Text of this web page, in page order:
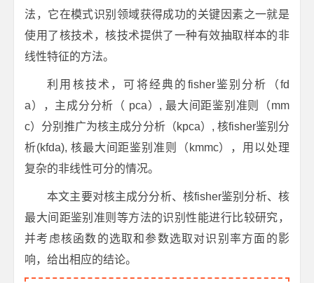
法，它在模式识别领域获得成功的关键因素之一就是
使用了核技术，核技术提供了一种有效抽取样本的非
线性特征的方法。
利用核技术，可将经典的fisher鉴别分析（fd
a），主成分分析（ pca）, 最大间距鉴别准则（mm
c）分别推广为核主成分分析（kpca）, 核fisher鉴别分
析(kfda), 核最大间距鉴别准则（kmmc），用以处理
复杂的非线性可分的情况。
本文主要对核主成分分析、核fisher鉴别分析、核
最大间距鉴别准则等方法的识别性能进行比较研究，
并考虑核函数的选取和参数选取对识别率方面的影
响，给出相应的结论。